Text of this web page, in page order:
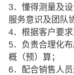
3．懂得测量及
服务意识及团队
4．根据客户要
5．负责合理化
概（预）算；
6．配合销售人员